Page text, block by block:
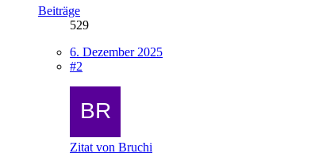
Beiträge
529
6. Dezember 2025
#2
Zitat von Bruchi